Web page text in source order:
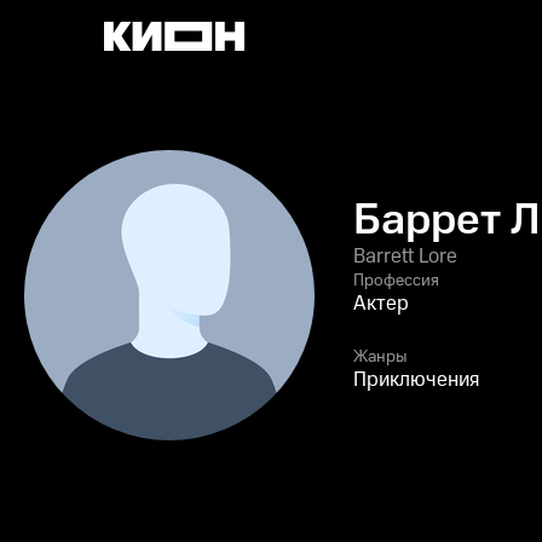
Баррет
Barrett Lore
Профессия
Актер
Жанры
Приключения